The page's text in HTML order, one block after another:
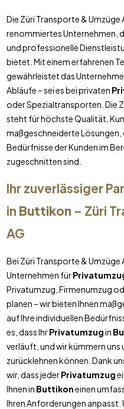
Die Züri Transporte & Umzüge
renommiertes Unternehmen,
und professionelle
bietet. Mit einem erfahrenen
gewährleistet das
Abläufe – sei es bei privaten
oder Spezialtransporten. Die
steht für höchste Qualität,
maßgeschneiderte Lösungen,
Bedürfnisse der Kunden im
zugeschnitten sind.
Ihr zuverlässiger
in Buttikon– Züri
AG
Bei Züri Transporte & Umzüge
Unternehmen für
Privatumzug, Firmenumzug
planen – wir bieten Ihnen
auf Ihre individuellen
es, dass IhrPrivatumzugin
verläuft, und wir kümmern uns
zurücklehnen können. Dank
wir, dass jederPrivatumzug
Ihnen in Buttikoneinen
Ihren Anforderungen anpasst.